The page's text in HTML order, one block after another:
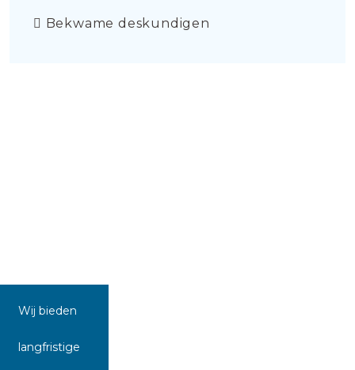
Bekwame deskundigen
Wij bieden
langfristige